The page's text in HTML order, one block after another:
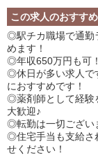
この求人のおすす
◎駅チカ職場で通勤
めます！
◎年収650万円も可
◎休日が多い求人で
におすすめです！
◎薬剤師として経験
大歓迎♪
◎転勤は一切ござい
◎住宅手当も支給さ
せください！